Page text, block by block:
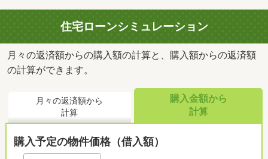
住宅ローンシミュレーション
月々の返済額からの購入額の計算と、購入額からの返済額
の計算ができます。
月々の返済額から
計算
購入金額から
計算
購入予定の物件価格（借入額）